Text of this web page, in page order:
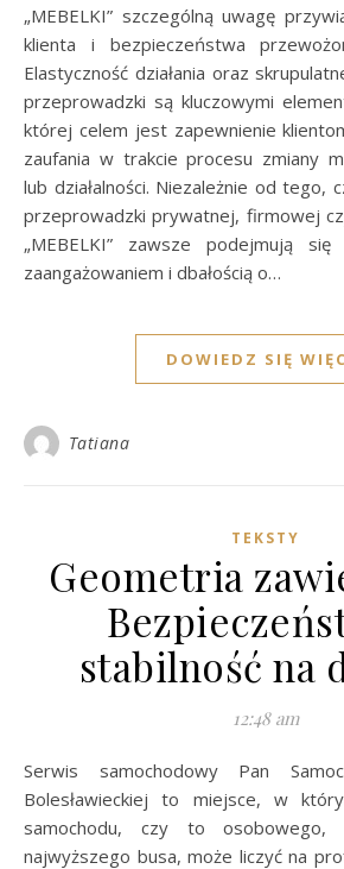
„MEBELKI” szczególną uwagę
klienta i bezpieczeństwa
Elastyczność działania oraz
przeprowadzki są kluczowymi
której celem jest zapewnienie
zaufania w trakcie procesu zmiany
lub działalności. Niezależnie od tego,
przeprowadzki prywatnej, firmowej
„MEBELKI” zawsze podejmują
zaangażowaniem i dbałością o…
DOWIEDZ SIĘ
Tatiana
TEKSTY
Geometria
stabilność na
12:48 am
Serwis samochodowy Pan Samochodzik w Warcie
Bolesławieckiej to miejsce, w
samochodu, czy to osobowego,
najwyższego busa, może liczyć na